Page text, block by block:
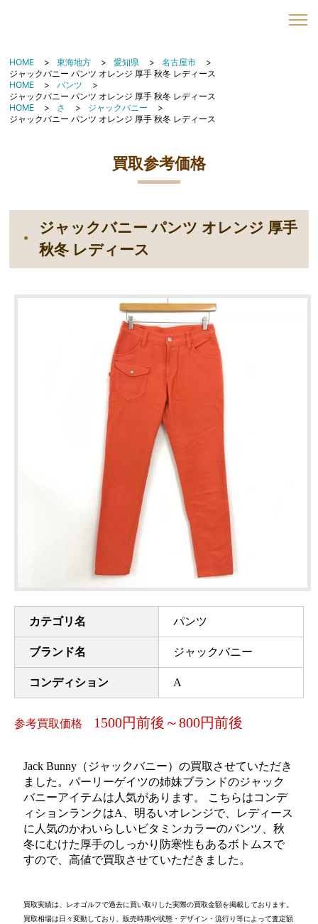
HOME 東海地方 愛知県
名古屋市
ジャックバニー パンツ オレンジ 厚手 秋冬 レディース
HOME
パンツ
ジャックバニー パンツ オレンジ 厚手 秋冬 レディース
HOME
さ
ジャックバニー
ジャックバニー パンツ オレンジ 厚手 秋冬 レディース
買取参考価格
ジャックバニー パンツ オレンジ 厚手
秋冬 レディース
カテゴリ名 パンツ
ブランド名 ジャックバニー
コンディション A
参考買取価格 1500円前後～800円前後
Jack Bunny（ジャックバニー）の買取させていただき
ました。パーリーゲイツの姉妹ブランドのジャック
バニーアイテムは人気があります。 こちらはコンデ
ィションランクはA、明るいオレンジで、レディース
に人気のかわいらしいビタミンカラーのパンツ、秋
冬にむけた厚手のしっかり防寒性もあるボトムスで
すので、高値で買取させていただきました。
買取実績は、レオゴルフで過去に買い取りした実際の買取金額を掲載しております。
買取相場は日々変動しており、販売時期や状態・デザイン・流行り等によって査定額